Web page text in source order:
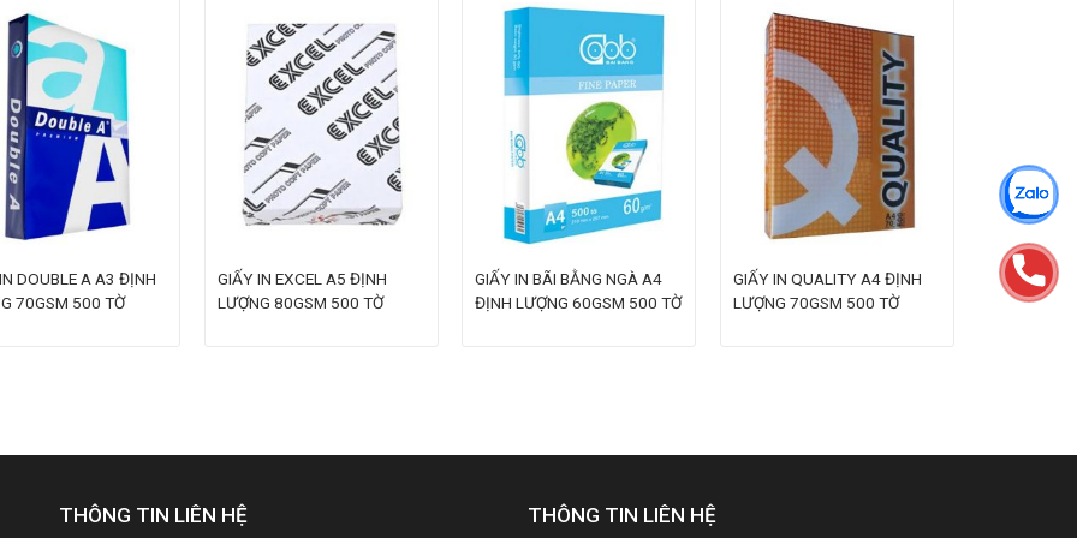
DOUBLE A A3 ĐỊNH
70GSM 500 TỜ
GIẤY IN EXCEL A5 ĐỊNH
LƯỢNG 80GSM 500 TỜ
GIẤY IN BÃI BẰNG NGÀ A4
ĐỊNH LƯỢNG 60GSM 500 TỜ
GIẤY IN QUALITY A4 ĐỊNH
LƯỢNG 70GSM 500 TỜ
THÔNG TIN LIÊN HỆ THÔNG TIN LIÊN HỆ